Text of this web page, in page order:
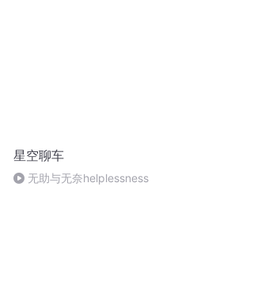
星空聊车
无助与无奈helplessness